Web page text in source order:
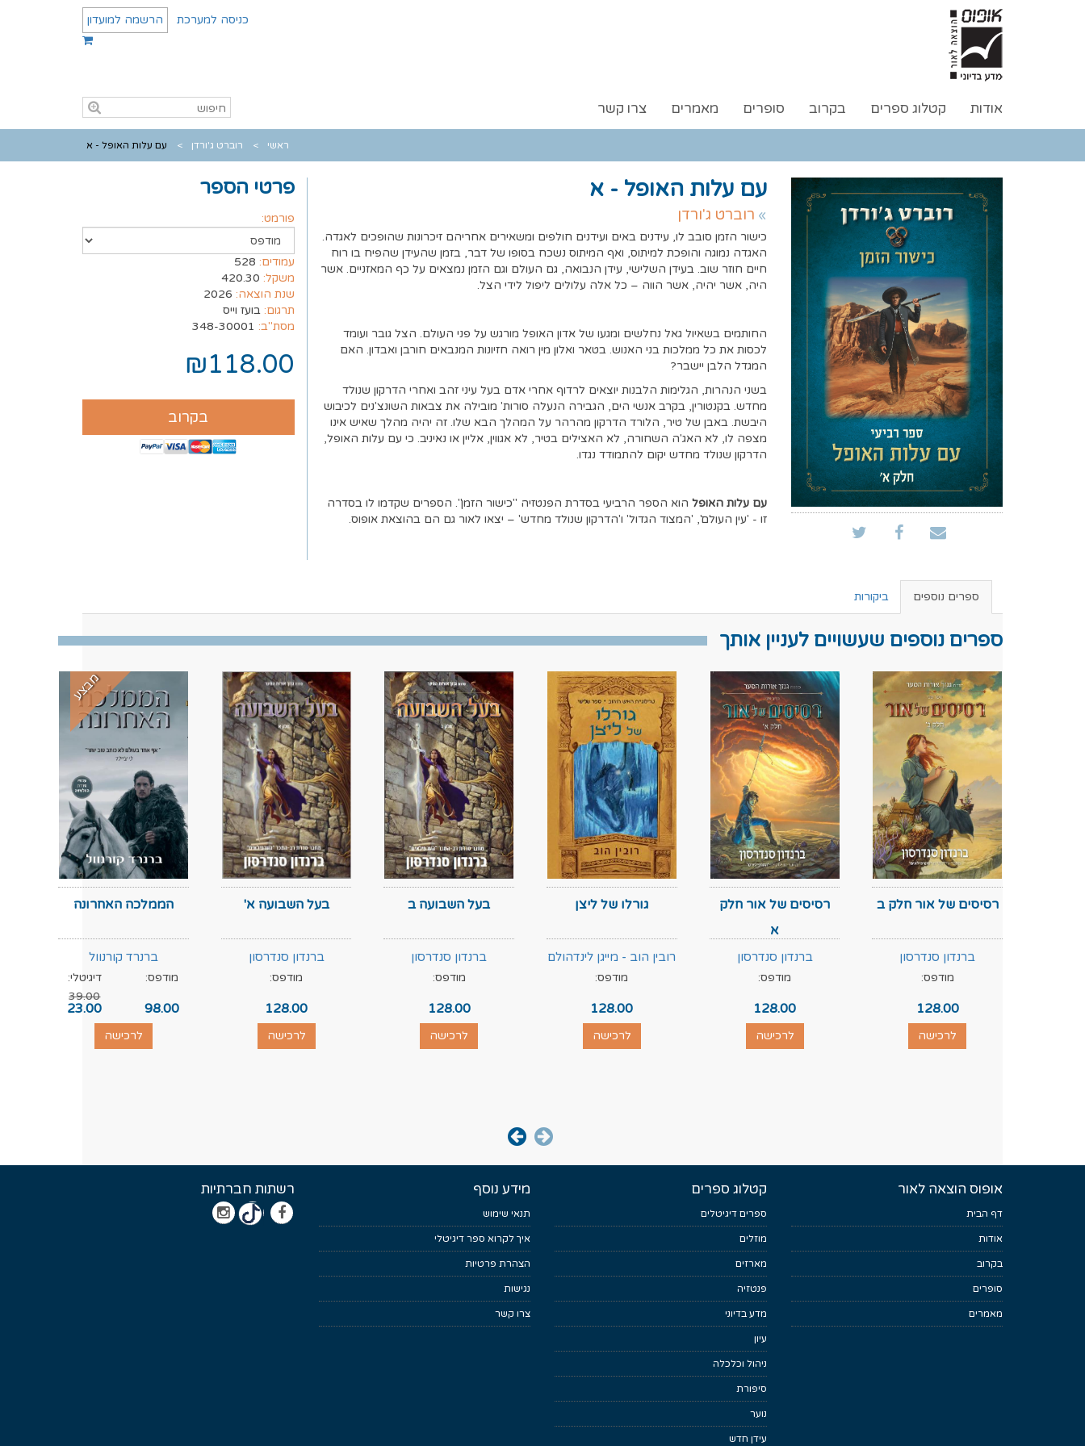
כניסה למערכת הרשמה למועדון
אודות קטלוג ספרים בקרוב סופרים מאמרים צרו קשר
ראשי רוברט ג'ורדן עם עלות האופל - א
עם עלות האופל - א
רוברט ג'ורדן
כישור הזמן סובב לו, עידנים באים ועידנים חולפים ומשאירים אחריהם זיכרונות שהופכים לאגדה.
האגדה נמוגה והופכת למיתוס, ואף המיתוס נשכח בסופו של דבר, בזמן שהעידן שהפיח בו רוח
חיים חוזר שוב. בעידן השלישי, עידן הנבואה, גם העולם וגם הזמן נמצאים על כף המאזניים. אשר
היה, אשר יהיה, אשר הווה – כל אלה עלולים ליפול לידי הצל.
החותמים בשאיול גאל נחלשים ומגעו של אדון האופל מורגש על פני העולם. הצל גובר ועומד
לכסות את כל ממלכות בני האנוש. בטאר ואלון מין רואה חזיונות המנבאים חורבן ואבדון. האם
המגדל הלבן יישבר?
בשני הנהרות, הגלימות הלבנות יוצאים לרדוף אחרי אדם בעל עיני זהב ואחרי הדרקון שנולד
מחדש. בקנטורין, בקרב אנשי הים, הגבירה הנעלה סורות' מובילה את צבאות השונצ'נים לכיבוש
היבשת. באבן של טיר, הלורד הדרקון מהרהר על המהלך הבא שלו. זה יהיה מהלך שאיש אינו
מצפה לו, לא האג'ה השחורה, לא האצילים בטיר, לא אגווין, אליין או נאיניב. כי עם עלות האופל,
הדרקון שנולד מחדש יקום להתמודד נגדו.
עם עלות האופל הוא הספר הרביעי בסדרת הפנטזיה "כישור הזמן". הספרים שקדמו לו בסדרה
זו - 'עין העולם', 'המצוד הגדול' ו'הדרקון שנולד מחדש' – יצאו לאור גם הם בהוצאת אופוס.
פרטי הספר
פורמט:
עמודים: 528
משקל: 420.30
שנת הוצאה: 2026
תרגום:בועז וייס
מסת"ב: 348-30001
₪118.00
בקרוב
ספרים נוספים ביקורות
ספרים נוספים שעשויים לעניין אותך
רסיסים של אור חלק ב
ברנדון סנדרסון
מודפס:
128.00
לרכישה
רסיסים של אור חלק
א
ברנדון סנדרסון
מודפס:
128.00
לרכישה
גורלו של ליצן
רובין הוב - מייגן לינדהולם
מודפס:
128.00
לרכישה
בעל השבועה ב
ברנדון סנדרסון
מודפס:
128.00
לרכישה
בעל השבועה א'
ברנדון סנדרסון
מודפס:
128.00
לרכישה
מבצע
הממלכה האחרונה
ברנרד קורנוול
מודפס:
98.00
דיגיטלי:
39.00
23.00
לרכישה
אופוס הוצאה לאור
דף הבית
אודות
בקרוב
סופרים
מאמרים
קטלוג ספרים
ספרים דיגיטלים
מוזלים
מארזים
פנטזיה
מדע בדיוני
עיון
ניהול וכלכלה
סיפורת
נוער
עידן חדש
מידע נוסף
תנאי שימוש
איך לקרוא ספר דיגיטלי
הצהרת פרטיות
נגישות
צרו קשר
רשתות חברתיות